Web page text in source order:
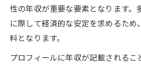
性の年収が重要な要素となります。
に際して経済的な安定を求めるた
料となります。
プロフィールに年収が記載されるこ